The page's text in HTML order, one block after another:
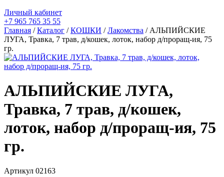
Личный кабинет
+7 965 765 35 55
Главная /Каталог /КОШКИ /Лакомства / АЛЬПИЙСКИЕ
ЛУГА, Травка, 7 трав, д/кошек, лоток, набор д/проращ-ия, 75
гр.
АЛЬПИЙСКИЕ ЛУГА,
Травка, 7 трав, д/кошек,
лоток, набор д/проращ-ия, 75
гр.
Артикул 02163